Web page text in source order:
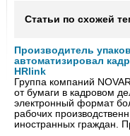
Статьи по схожей
Производитель
автоматизировал
HRlink
Группа компаний
от бумаги в кадровом
электронный формат
рабочих
иностранных граждан.